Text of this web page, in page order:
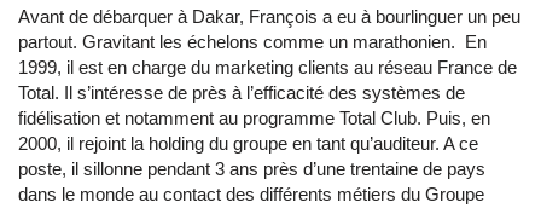
Avant de débarquer à Dakar, François a eu à bourlinguer un peu
partout. Gravitant les échelons comme un marathonien. En
1999, il est en charge du marketing clients au réseau France de
Total. Il s’intéresse de près à l’efficacité des systèmes de
fidélisation et notamment au programme Total Club. Puis, en
2000, il rejoint la holding du groupe en tant qu’auditeur. A ce
poste, il sillonne pendant 3 ans près d’une trentaine de pays
dans le monde au contact des différents métiers du Groupe